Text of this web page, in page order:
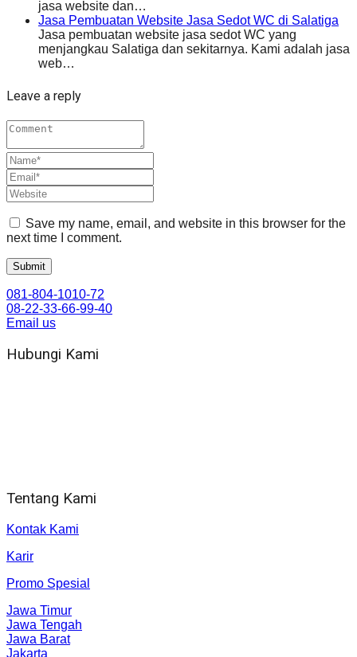
jasa website dan…
Jasa Pembuatan Website Jasa Sedot WC di Salatiga
Jasa pembuatan website jasa sedot WC yang
menjangkau Salatiga dan sekitarnya. Kami adalah jasa
web…
Leave a reply
Save my name, email, and website in this browser for the
next time I comment.
081-804-1010-72
08-22-33-66-99-40
Email us
Hubungi Kami
Tentang Kami
Kontak Kami
Karir
Promo Spesial
Jawa Timur
Jawa Tengah
Jawa Barat
Jakarta